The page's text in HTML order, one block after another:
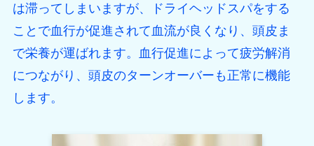
は滞ってしまいますが、ドライヘッドスパをする
ことで血行が促進されて血流が良くなり、頭皮ま
で栄養が運ばれます。血行促進によって疲労解消
につながり、頭皮のターンオーバーも正常に機能
します。